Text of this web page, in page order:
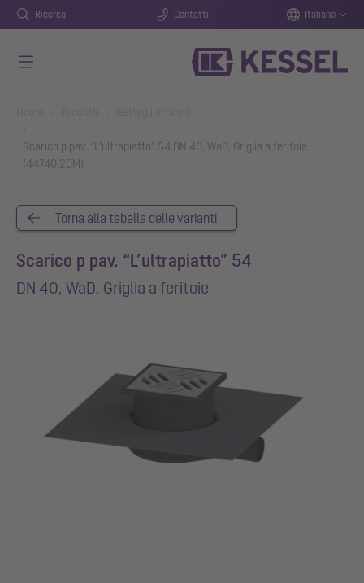
Ricerca Contatti Italiano
Scarico p pav. “L’ultrapiatto” 54 DN 40, WaD, Griglia a feritoie
(44740.20M)
Torna alla tabella delle varianti
Scarico p pav. “L’ultrapiatto” 54
DN 40, WaD, Griglia a feritoie